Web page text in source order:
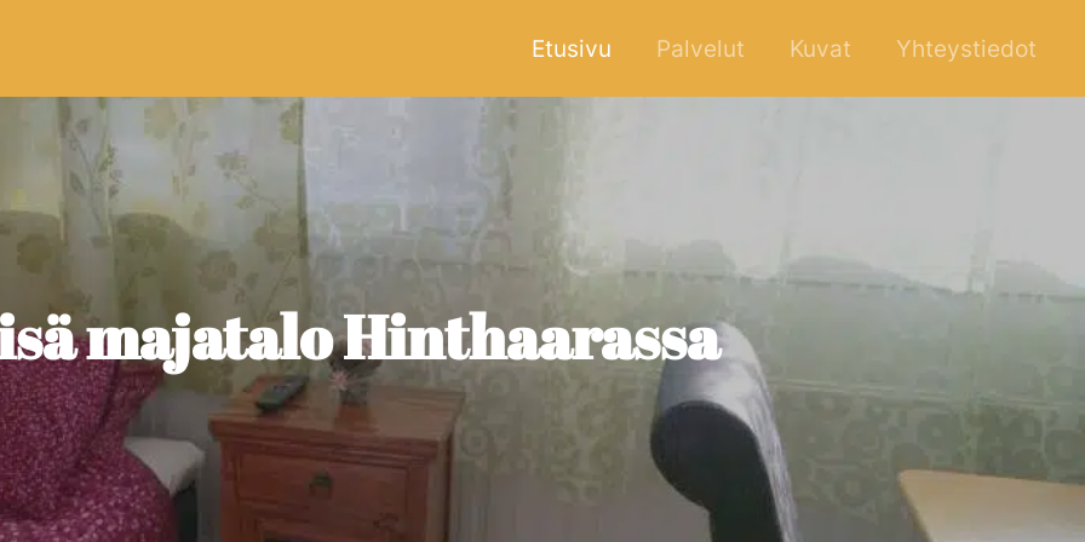
Etusivu Palvelut Kuvat Yhteystiedot
majatalo Hinthaarassa